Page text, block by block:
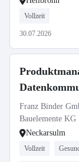
Vollzeit
30.07.2026
Franz Binder
Bauelemente KG
Neckarsulm
Vollzeit